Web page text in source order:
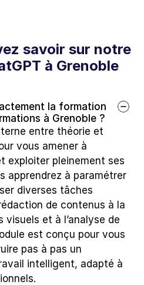
savoir sur notre
à Grenoble
la formation
à Grenoble ?
entre théorie et
vous amener à
exploiter pleinement ses
apprendrez à paramétrer
diverses tâches
de contenus à la
et à l’analyse de
est conçu pour vous
pas à pas un
intelligent, adapté à